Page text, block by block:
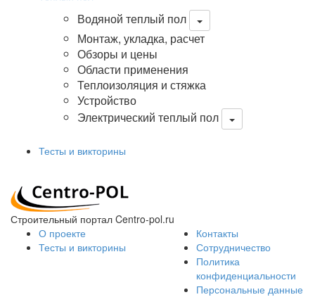
Водяной теплый пол
Монтаж, укладка, расчет
Обзоры и цены
Области применения
Теплоизоляция и стяжка
Устройство
Электрический теплый пол
Тесты и викторины
Строительный портал Centro-pol.ru
О проекте
Тесты и викторины
Контакты
Сотрудничество
Политика
конфиденциальности
Персональные данные